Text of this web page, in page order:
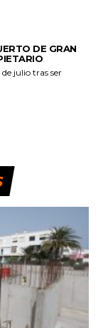
DE GRAN
julio tras ser